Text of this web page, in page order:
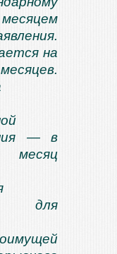
на
— в
для